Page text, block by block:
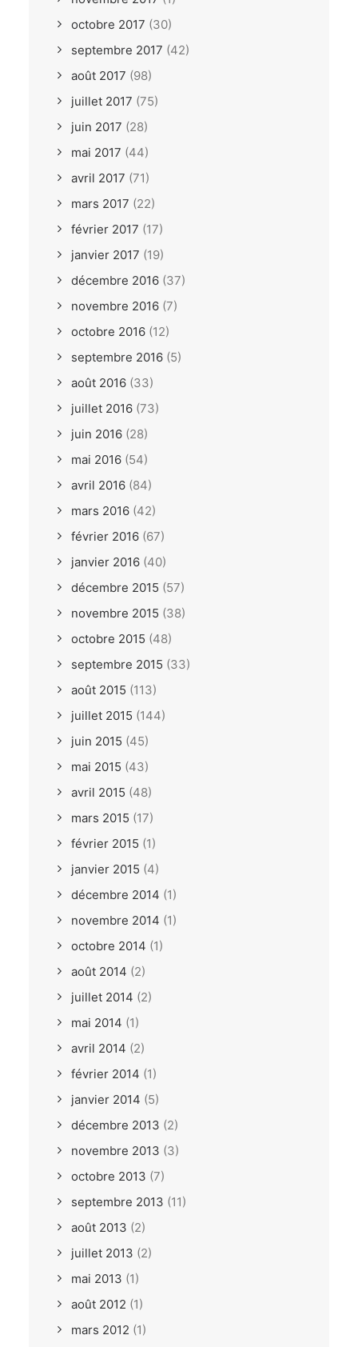
octobre 2017 (30)
septembre 2017 (42)
août 2017 (98)
juillet 2017 (75)
juin 2017 (28)
mai 2017 (44)
avril 2017 (71)
mars 2017 (22)
février 2017 (17)
janvier 2017 (19)
décembre 2016 (37)
novembre 2016 (7)
octobre 2016 (12)
septembre 2016 (5)
août 2016 (33)
juillet 2016 (73)
juin 2016 (28)
mai 2016 (54)
avril 2016 (84)
mars 2016 (42)
février 2016 (67)
janvier 2016 (40)
décembre 2015 (57)
novembre 2015 (38)
octobre 2015 (48)
septembre 2015 (33)
août 2015 (113)
juillet 2015 (144)
juin 2015 (45)
mai 2015 (43)
avril 2015 (48)
mars 2015 (17)
février 2015 (1)
janvier 2015 (4)
décembre 2014 (1)
novembre 2014 (1)
octobre 2014 (1)
août 2014 (2)
juillet 2014 (2)
mai 2014 (1)
avril 2014 (2)
février 2014 (1)
janvier 2014 (5)
décembre 2013 (2)
novembre 2013 (3)
octobre 2013 (7)
septembre 2013 (11)
août 2013 (2)
juillet 2013 (2)
mai 2013 (1)
août 2012 (1)
mars 2012 (1)